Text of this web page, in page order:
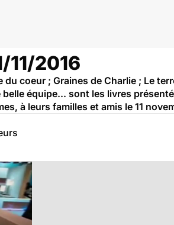
11/2016
coeur ; Graines de Charlie ; Le
belle équipe... sont les livres
à leurs familles et amis le 11